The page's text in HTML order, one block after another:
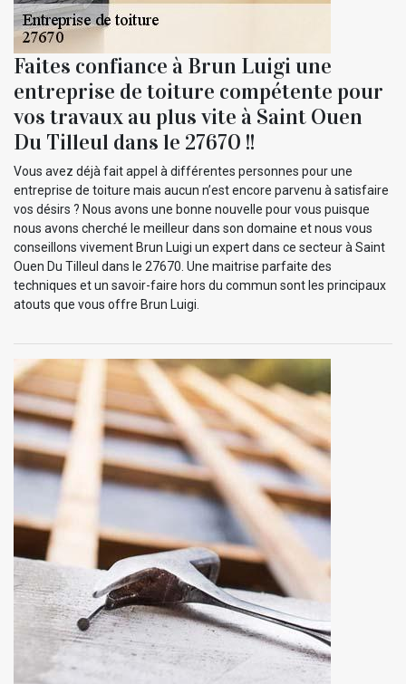
Faites confiance à Brun Luigi une
entreprise de toiture compétente pour
vos travaux au plus vite à Saint Ouen
Du Tilleul dans le 27670 !!
Vous avez déjà fait appel à différentes personnes pour une
entreprise de toiture mais aucun n’est encore parvenu à satisfaire
vos désirs ? Nous avons une bonne nouvelle pour vous puisque
nous avons cherché le meilleur dans son domaine et nous vous
conseillons vivement Brun Luigi un expert dans ce secteur à Saint
Ouen Du Tilleul dans le 27670. Une maitrise parfaite des
techniques et un savoir-faire hors du commun sont les principaux
atouts que vous offre Brun Luigi.